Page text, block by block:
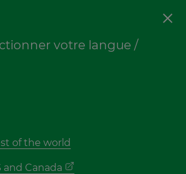
votre langue /
of the world
and Canada
la quantité de
dans le